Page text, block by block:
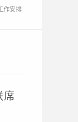
作安排
席